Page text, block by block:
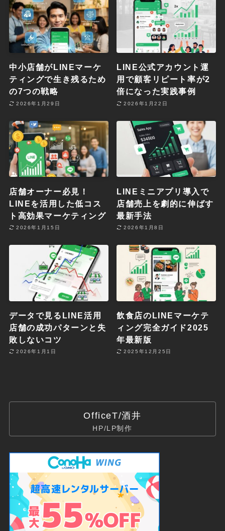
中小店舗がLINEマーケ
ティングで生き残るため
の7つの戦略
2026年1月29日
LINE公式アカウント運
用で顧客リピート率が2
倍になった実践事例
2026年1月22日
店舗オーナー必見！
LINEを活用した低コス
ト高効果マーケティング
2026年1月15日
LINEミニアプリ導入で
店舗売上を劇的に伸ばす
最新手法
2026年1月8日
データで見るLINE活用
店舗の成功パターンと失
敗しないコツ
2026年1月1日
飲食店のLINEマーケテ
ィング完全ガイド2025
年最新版
2025年12月25日
OfficeT/酒井
HP/LP制作